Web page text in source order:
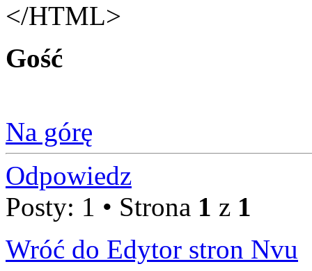
</HTML>
Gość
Na górę
Odpowiedz
Posty: 1 • Strona 1 z 1
Wróć do Edytor stron Nvu